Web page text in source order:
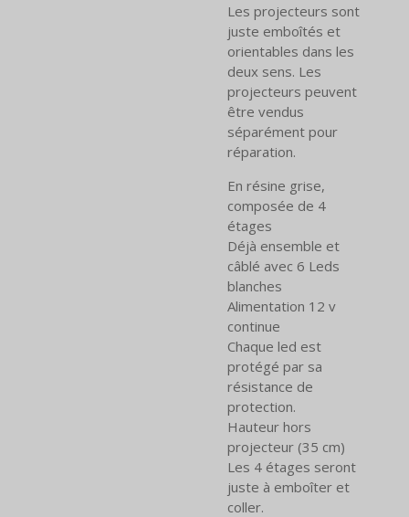
Les projecteurs sont
juste emboîtés et
orientables dans les
deux sens. Les
projecteurs peuvent
être vendus
séparément pour
réparation.
En résine grise,
composée de 4
étages
Déjà ensemble et
câblé avec 6 Leds
blanches
Alimentation 12 v
continue
Chaque led est
protégé par sa
résistance de
protection.
Hauteur hors
projecteur (35 cm)
Les 4 étages seront
juste à emboîter et
coller.